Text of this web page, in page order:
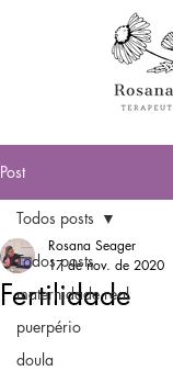
Post
Todos posts
maternidade real
puerpério
doula
Todos posts
Fertilidade
Rosana Seager
17 de nov. de 2020